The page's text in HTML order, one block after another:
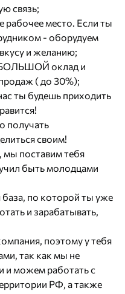
связь;
место. Если ты
- оборудуем
и желанию;
БОЛЬШОЙ оклад и
( до 30%);
ты будешь приходить
получать
своим!
поставим тебя
быть молодцами
по которой ты уже
и зарабатывать,
поэтому у тебя
так как мы не
и можем работать с
РФ, а также